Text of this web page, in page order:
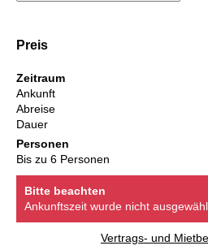
Preis
Zeitraum
Ankunft
Abreise
Dauer
Personen
Bis zu 6 Personen
Bitte beachten
Ankunftszeit wurde nicht
Vertrags- und